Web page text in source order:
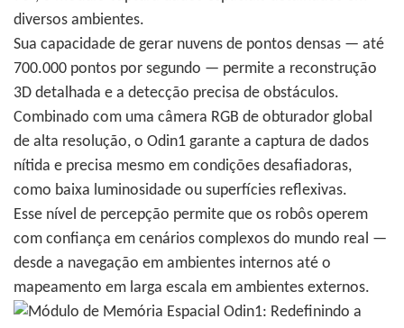
diversos ambientes.
Sua capacidade de gerar nuvens de pontos densas — até
700.000 pontos por segundo — permite a reconstrução
3D detalhada e a detecção precisa de obstáculos.
Combinado com uma câmera RGB de obturador global
de alta resolução, o Odin1 garante a captura de dados
nítida e precisa mesmo em condições desafiadoras,
como baixa luminosidade ou superfícies reflexivas.
Esse nível de percepção permite que os robôs operem
com confiança em cenários complexos do mundo real —
desde a navegação em ambientes internos até o
mapeamento em larga escala em ambientes externos.